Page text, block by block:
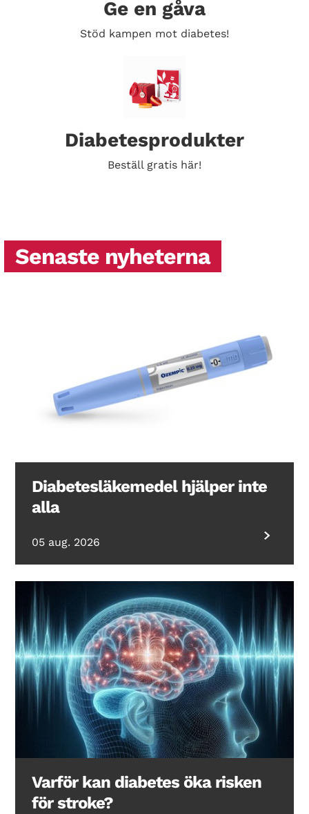
Ge en gåva
Stöd kampen mot diabetes!
Diabetesprodukter
Beställ gratis här!
Senaste nyheterna
Diabetesläkemedel hjälper inte
alla
05 aug. 2026
Varför kan diabetes öka risken
för stroke?